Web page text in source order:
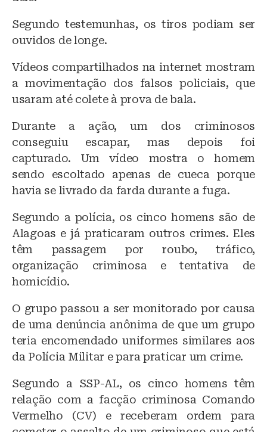
Segundo testemunhas, os tiros podiam ser
ouvidos de longe.
Vídeos compartilhados na internet mostram
a movimentação dos falsos policiais, que
usaram até colete à prova de bala.
Durante a ação, um dos criminosos
conseguiu escapar, mas depois foi
capturado. Um vídeo mostra o homem
sendo escoltado apenas de cueca porque
havia se livrado da farda durante a fuga.
Segundo a polícia, os cinco homens são de
Alagoas e já praticaram outros crimes. Eles
têm passagem por roubo, tráfico,
organização criminosa e tentativa de
homicídio.
O grupo passou a ser monitorado por causa
de uma denúncia anônima de que um grupo
teria encomendado uniformes similares aos
da Polícia Militar e para praticar um crime.
Segundo a SSP-AL, os cinco homens têm
relação com a facção criminosa Comando
Vermelho (CV) e receberam ordem para